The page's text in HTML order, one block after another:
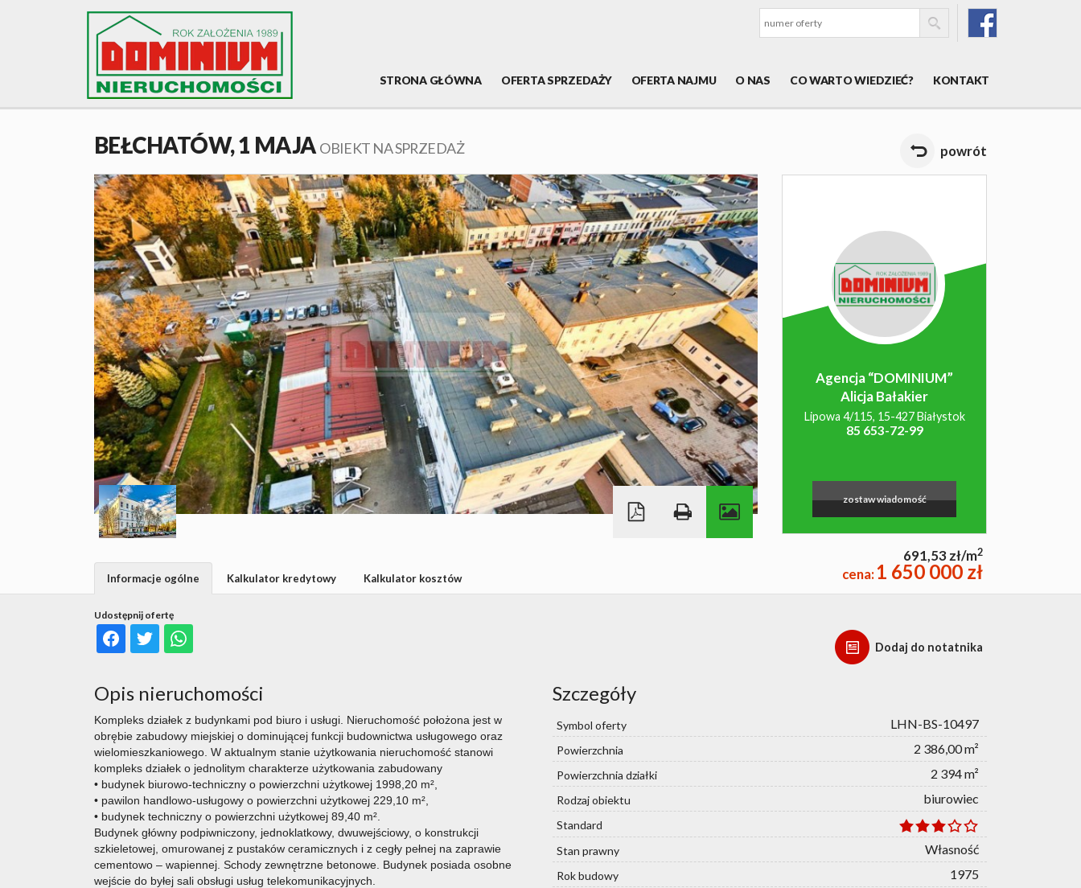
STRONA GŁÓWNA OFERTA SPRZEDAŻY OFERTA NAJMU O NAS CO WARTO WIEDZIEĆ? KONTAKT
BEŁCHATÓW,1 MAJA OBIEKT NA SPRZEDAŻ powrót
Agencja “DOMINIUM”
Alicja Bałakier
Lipowa 4/115, 15-427 Białystok
85 653-72-99
zostaw wiadomość
691,53 zł/m2
cena:1 650 000 zł
Dodaj do notatnika
Udostępnij ofertę
Informacje ogólne Kalkulator kredytowy Kalkulator kosztów
Opis nieruchomości
Kompleks działek z budynkami pod biuro i usługi. Nieruchomość położona jest w
obrębie zabudowy miejskiej o dominującej funkcji budownictwa usługowego oraz
wielomieszkaniowego. W aktualnym stanie użytkowania nieruchomość stanowi
kompleks działek o jednolitym charakterze użytkowania zabudowany
• budynek biurowo-techniczny o powierzchni użytkowej 1998,20 m²,
• pawilon handlowo-usługowy o powierzchni użytkowej 229,10 m²,
• budynek techniczny o powierzchni użytkowej 89,40 m².
Budynek główny podpiwniczony, jednoklatkowy, dwuwejściowy, o konstrukcji
szkieletowej, omurowanej z pustaków ceramicznych i z cegły pełnej na zaprawie
cementowo – wapiennej. Schody zewnętrzne betonowe. Budynek posiada osobne
wejście do byłej sali obsługi usług telekomunikacyjnych.
Szczegóły
Symbol oferty LHN-BS-10497
Powierzchnia 2 386,00 m²
Powierzchnia działki 2 394 m²
Rodzaj obiektu biurowiec
Standard
Stan prawny
Własność
Rok budowy 1975